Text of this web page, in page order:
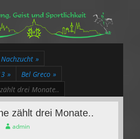
Leistung, Geist
und Sportlichkeit
Herzen des Rheinlands
Nachzucht »
» Bel Greco »
drei Monate..
zählt drei Monate..
Autoradmin